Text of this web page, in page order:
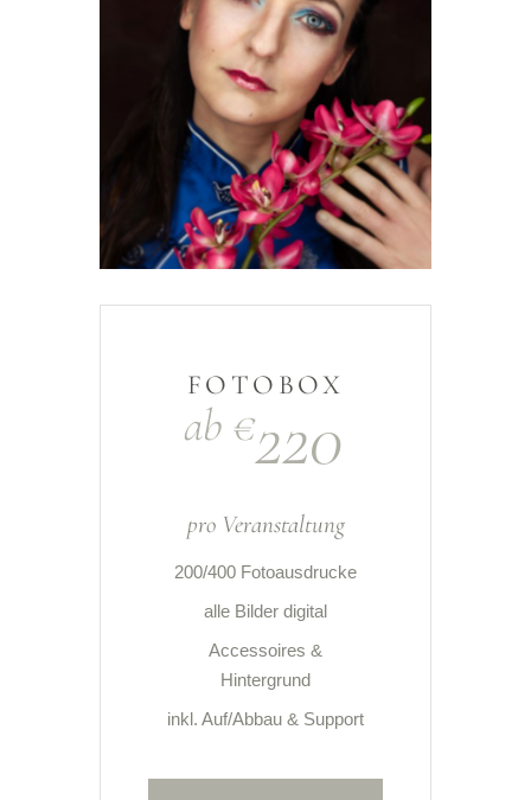
FOTOBOX
ab €220
pro Veranstaltung
200/400 Fotoausdrucke
alle Bilder digital
Accessoires &
Hintergrund
inkl. Auf/Abbau & Support